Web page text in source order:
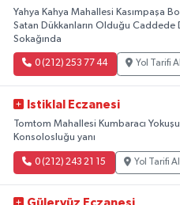
Yahya Kahya Mahallesi Kasımpaşa
Satan Dükkanların Olduğu Caddede
Sokağında
0 (212) 253 77 44 Yol Tarifi Al
Istiklal Eczanesi
Tomtom Mahallesi Kumbaracı
Konsolosluğu yanı
0 (212) 243 21 15 Yol Tarifi Al